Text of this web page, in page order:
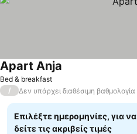
Bed & breakfast
Apart Anja
/ Δεν υπάρχει διαθέσιμη βαθμολογία
Επιλέξτε ημερομηνίες, για να
δείτε τις ακριβείς τιμές